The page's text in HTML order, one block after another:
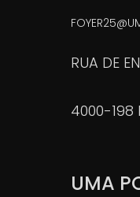
RUA DE
4000-198
UMA